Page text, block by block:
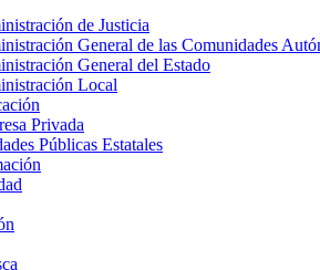
de Justicia
General de las Comunidades
General del Estado
Local
Privada
Públicas Estatales